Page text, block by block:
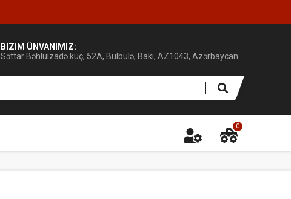
BIZIM ÜNVANIMIZ:
Səttar Bəhlulzadə küç, 52A, Bülbulə, Bakı, AZ1043, Azərbaycan
0